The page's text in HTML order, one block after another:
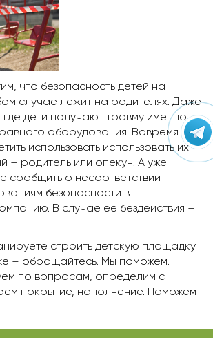
что безопасность детей на
случае лежит на родителях. Даже
дети получают травму именно
оборудования. Вовремя
использовать использовать их
– родитель или опекун. А уже
сообщить о несоответствии
безопасности в
В случае ее бездействия –
строить детскую площадку
– обращайтесь. Мы поможем.
по вопросам, определим с
покрытие, наполнение. Поможем